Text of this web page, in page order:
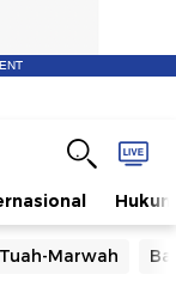
Hukum
Marwah